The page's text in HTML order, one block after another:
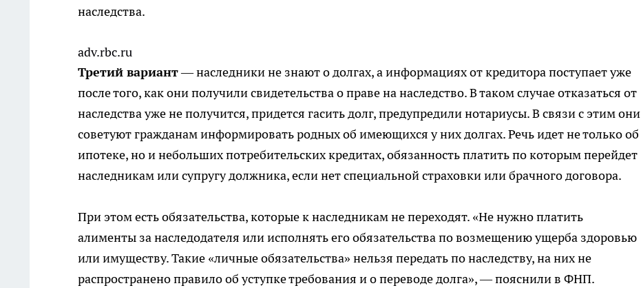
наследства.
adv.rbc.ru
Третий вариант— наследники не знают о долгах, а информациях от кредитора поступает уже
после того, как они получили свидетельства о праве на наследство. В таком случае отказаться от
наследства уже не получится, придется гасить долг, предупредили нотариусы. В связи с этим они
советуют гражданам информировать родных об имеющихся у них долгах. Речь идет не только об
ипотеке, но и небольших потребительских кредитах, обязанность платить по которым перейдет
наследникам или супругу должника, если нет специальной страховки или брачного договора.
При этом есть обязательства, которые к наследникам не переходят. «Не нужно платить
алименты за наследодателя или исполнять его обязательства по возмещению ущерба здоровью
или имуществу. Такие «личные обязательства» нельзя передать по наследству, на них не
распространено правило об уступке требования и о переводе долга», — пояснили в ФНП.